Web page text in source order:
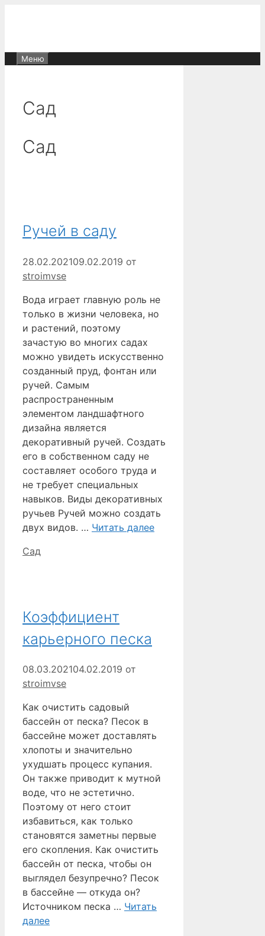
Меню
Сад
Сад
Ручей в саду
28.02.202109.02.2019 от
stroimvse
Вода играет главную роль не
только в жизни человека, но
и растений, поэтому
зачастую во многих садах
можно увидеть искусственно
созданный пруд, фонтан или
ручей. Самым
распространенным
элементом ландшафтного
дизайна является
декоративный ручей. Создать
его в собственном саду не
составляет особого труда и
не требует специальных
навыков. Виды декоративных
ручьев Ручей можно создать
двух видов. … Читать далее
Рубрики
Сад
Коэффициент
карьерного песка
08.03.202104.02.2019 от
stroimvse
Как очистить садовый
бассейн от песка? Песок в
бассейне может доставлять
хлопоты и значительно
ухудшать процесс купания.
Он также приводит к мутной
воде, что не эстетично.
Поэтому от него стоит
избавиться, как только
становятся заметны первые
его скопления. Как очистить
бассейн от песка, чтобы он
выглядел безупречно? Песок
в бассейне — откуда он?
Источником песка … Читать
далее